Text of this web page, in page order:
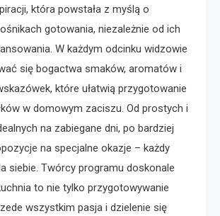
która powstała z myślą o
gotowania, niezależnie od ich
W każdym odcinku widzowie
się bogactwa smaków, aromatów i
które ułatwią przygotowanie
w domowym zaciszu. Od prostych i
na zabiegane dni, po bardziej
na specjalne okazje – każdy
siebie. Twórcy programu doskonale
to nie tylko przygotowywanie
wszystkim pasja i dzielenie się